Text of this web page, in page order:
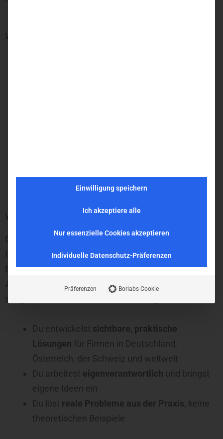
Was wir benötigen
Systeme und Services
Was Dich erwartet
Du arbeitest an Tools, die täglich von professionellen
InDesign‑Anwendern genutzt werden. Deine
Erweiterungen automatisieren wiederkehrende
Aufgaben, vereinfachen komplexe Abläufe und
steigern die Produktivität im Publishing‑Umfeld.
Du entwickelst sichtbare, praktische
Lösungen für Firmen in Deutschland,
Österreich, der Schweiz und weltweit
Du arbeitest eigenverantwortlich und bringst
eigene Ideen ein
Du löst reale Probleme aus der Praxis , keine
theoretischen Beispiele
Einwilligung speichern
Ich akzeptiere alle
Nur essenzielle Cookies akzeptieren
Individuelle Datenschutz-Präferenzen
Präferenzen Borlabs Cookie